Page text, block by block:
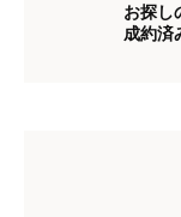
お探し
成約済